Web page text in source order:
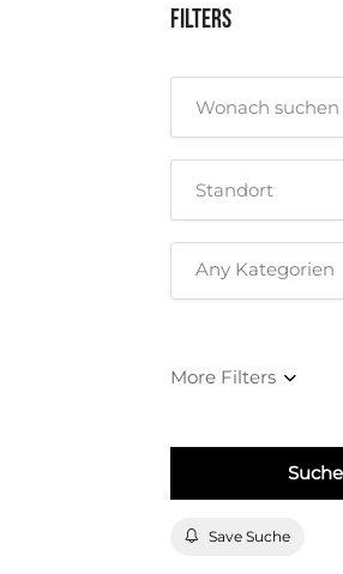
Filters
Any Kategorien
Suche
Save Suche